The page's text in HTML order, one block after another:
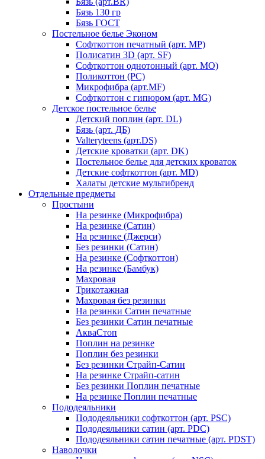
Бязь 130 гр
Бязь ГОСТ
Постельное белье Эконом
Софткоттон печатный (арт. MР)
Полисатин 3D (арт. SF)
Софткоттон однотонный (арт. MO)
Поликоттон (PC)
Микрофибра (арт.MF)
Софткоттон с гипюром (арт. MG)
Детское постельное белье
Детский поплин (арт. DL)
Бязь (арт. ДБ)
Valteryteens (арт.DS)
Детские кроватки (арт. DK)
Постельное белье для детских кроваток
Детские софткоттон (арт. MD)
Халаты детские мультибренд
Отдельные предметы
Простыни
На резинке (Микрофибра)
На резинке (Сатин)
На резинке (Джерси)
Без резинки (Сатин)
На резинке (Софткоттон)
На резинке (Бамбук)
Махровая
Трикотажная
Махровая без резинки
На резинки Сатин печатные
Без резинки Сатин печатные
АкваСтоп
Поплин на резинке
Поплин без резинки
Без резинки Страйп-Сатин
На резинке Страйп-сатин
Без резинки Поплин печатные
На резинке Поплин печатные
Пододеяльники
Пододеяльники софткоттон (арт. PSC)
Пододеяльники сатин (арт. PDC)
Пододеяльники сатин печатные (арт. PDST)
Наволочки